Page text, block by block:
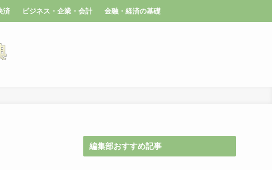
済 ビジネス・企業・会計 金融・経済の基礎
編集部おすすめ記事